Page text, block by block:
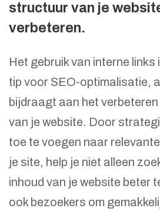
structuur van je
verbeteren.
Het gebruik van interne links
tip voor SEO-optimalisatie,
bijdraagt aan het
van je website. Door
toe te voegen naar
je site, help je niet alleen
inhoud van je website beter
ook bezoekers om